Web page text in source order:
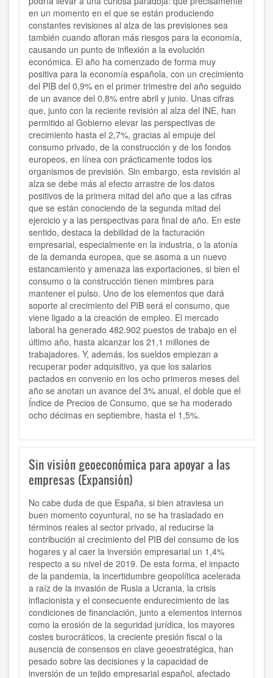
en un momento en el que se están produciendo
constantes revisiones al alza de las previsiones sea
también cuando afloran más riesgos para la economía,
causando un punto de inflexión a la evolución
económica. El año ha comenzado de forma muy
positiva para la economía española, con un crecimiento
del PIB del 0,9% en el primer trimestre del año seguido
de un avance del 0,8% entre abril y junio. Unas cifras
que, junto con la reciente revisión al alza del INE, han
permitido al Gobierno elevar las perspectivas de
crecimiento hasta el 2,7%, gracias al empuje del
consumo privado, de la construcción y de los fondos
europeos, en línea con prácticamente todos los
organismos de previsión. Sin embargo, esta revisión al
alza se debe más al efecto arrastre de los datos
positivos de la primera mitad del año que a las cifras
que se están conociendo de la segunda mitad del
ejercicio y a las perspectivas para final de año. En este
sentido, destaca la debilidad de la facturación
empresarial, especialmente en la industria, o la atonía
de la demanda europea, que se asoma a un nuevo
estancamiento y amenaza las exportaciones, si bien el
consumo o la construcción tienen mimbres para
mantener el pulso. Uno de los elementos que dará
soporte al crecimiento del PIB será el consumo, que
viene ligado a la creación de empleo. El mercado
laboral ha generado 482.902 puestos de trabajo en el
último año, hasta alcanzar los 21,1 millones de
trabajadores. Y, además, los sueldos empiezan a
recuperar poder adquisitivo, ya que los salarios
pactados en convenio en los ocho primeros meses del
año se anotan un avance del 3% anual, el doble que el
Índice de Precios de Consumo, que se ha moderado
ocho décimas en septiembre, hasta el 1,5%.
Sin visión geoeconómica para apoyar a las
empresas (Expansión)
No cabe duda de que España, si bien atraviesa un
buen momento coyuntural, no se ha trasladado en
términos reales al sector privado, al reducirse la
contribución al crecimiento del PIB del consumo de los
hogares y al caer la inversión empresarial un 1,4%
respecto a su nivel de 2019. De esta forma, el impacto
de la pandemia, la incertidumbre geopolítica acelerada
a raíz de la invasión de Rusia a Ucrania, la crisis
inflacionista y el consecuente endurecimiento de las
condiciones de financiación, junto a elementos internos
como la erosión de la seguridad jurídica, los mayores
costes burocráticos, la creciente presión fiscal o la
ausencia de consensos en clave geoestratégica, han
pesado sobre las decisiones y la capacidad de
inversión de un tejido empresarial español, afectado